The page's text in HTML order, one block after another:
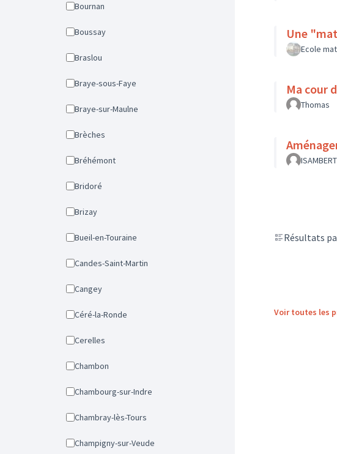
Bournan
Boussay
Braslou
Braye-sous-Faye
Braye-sur-Maulne
Brèches
Bréhémont
Bridoré
Brizay
Bueil-en-Touraine
Candes-Saint-Martin
Cangey
Céré-la-Ronde
Cerelles
Chambon
Chambourg-sur-Indre
Chambray-lès-Tours
Champigny-sur-Veude
Une
Ecole
Ma cour
Thomas
ISAMBERT
Résultats
Voir toutes les